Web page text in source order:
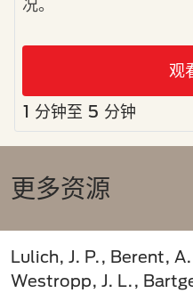
况。
观
1 分钟至 5 分钟
更多资源
Lulich, J. P., Berent,
Westropp, J. L.,